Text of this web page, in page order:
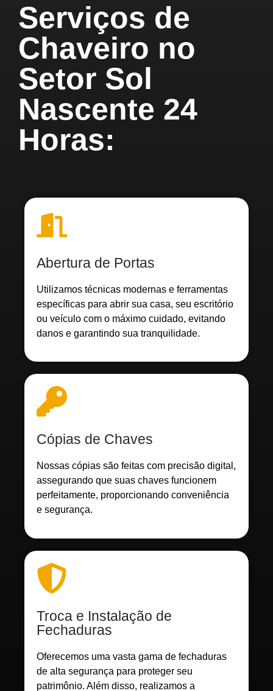
Serviços de
Chaveiro no
Setor Sol
Nascente 24
Horas:
Abertura de Portas
Utilizamos técnicas modernas e ferramentas
específicas para abrir sua casa, seu escritório
ou veículo com o máximo cuidado, evitando
danos e garantindo sua tranquilidade.
Cópias de Chaves
Nossas cópias são feitas com precisão digital,
assegurando que suas chaves funcionem
perfeitamente, proporcionando conveniência
e segurança.
Troca e Instalação de
Fechaduras
Oferecemos uma vasta gama de fechaduras
de alta segurança para proteger seu
patrimônio. Além disso, realizamos a